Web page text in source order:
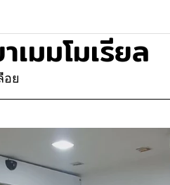
มมโมเรียล
อย